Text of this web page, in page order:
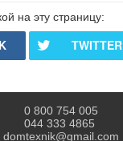
на эту страницу:
TWITTER
0 800 754 005
044 333 4865
domtexnik@gmail.com